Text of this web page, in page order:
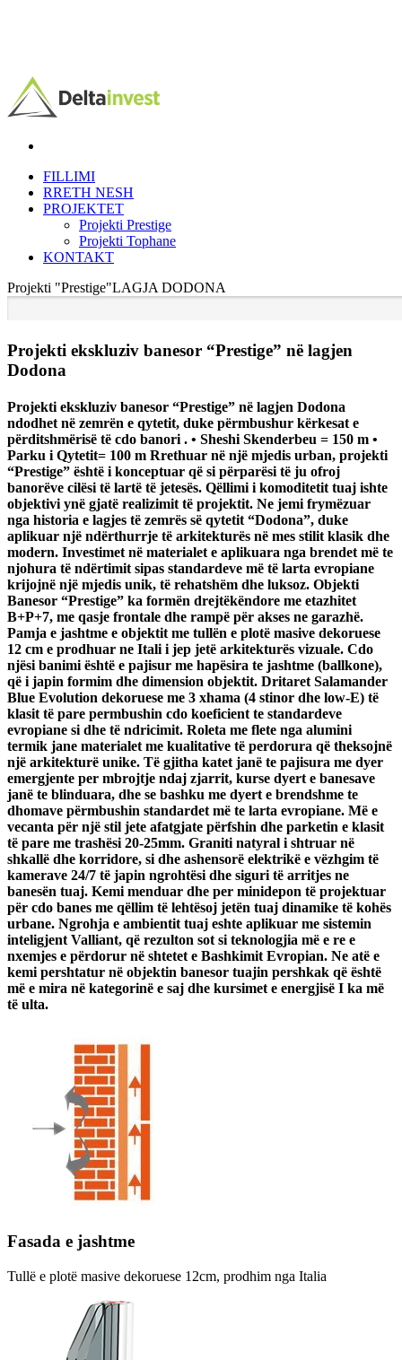
FILLIMI
RRETH NESH
PROJEKTET
Projekti Prestige
Projekti Tophane
KONTAKT
Projekti "Prestige"LAGJA DODONA
Projekti ekskluziv banesor “Prestige” në lagjen
Dodona
Projekti ekskluziv banesor “Prestige” në lagjen Dodona
ndodhet në zemrën e qytetit, duke përmbushur kërkesat e
përditshmërisë të cdo banori . • Sheshi Skenderbeu = 150 m •
Parku i Qytetit= 100 m Rrethuar në një mjedis urban, projekti
“Prestige” është i konceptuar që si përparësi të ju ofroj
banorëve cilësi të lartë të jetesës. Qëllimi i komoditetit tuaj ishte
objektivi ynë gjatë realizimit të projektit. Ne jemi frymëzuar
nga historia e lagjes të zemrës së qytetit “Dodona”, duke
aplikuar një ndërthurrje të arkitekturës në mes stilit klasik dhe
modern. Investimet në materialet e aplikuara nga brendet më te
njohura të ndërtimit sipas standardeve më të larta evropiane
krijojnë një mjedis unik, të rehatshëm dhe luksoz. Objekti
Banesor “Prestige” ka formën drejtëkëndore me etazhitet
B+P+7, me qasje frontale dhe rampë për akses ne garazhë.
Pamja e jashtme e objektit me tullën e plotë masive dekoruese
12 cm e prodhuar ne Itali i jep jetë arkitekturës vizuale. Cdo
njësi banimi është e pajisur me hapësira te jashtme (ballkone),
që i japin formim dhe dimension objektit. Dritaret Salamander
Blue Evolution dekoruese me 3 xhama (4 stinor dhe low-E) të
klasit të pare permbushin cdo koeficient te standardeve
evropiane si dhe të ndricimit. Roleta me flete nga alumini
termik jane materialet me kualitative të perdorura që theksojnë
një arkitekturë unike. Të gjitha katet janë te pajisura me dyer
emergjente per mbrojtje ndaj zjarrit, kurse dyert e banesave
janë te blinduara, dhe se bashku me dyert e brendshme te
dhomave përmbushin standardet më te larta evropiane. Më e
vecanta për një stil jete afatgjate përfshin dhe parketin e klasit
të pare me trashësi 20-25mm. Graniti natyral i shtruar në
shkallë dhe korridore, si dhe ashensorë elektrikë e vëzhgim të
kamerave 24/7 të japin ngrohtësi dhe siguri të arritjes ne
banesën tuaj. Kemi menduar dhe per minidepon të projektuar
për cdo banes me qëllim të lehtësoj jetën tuaj dinamike të kohës
urbane. Ngrohja e ambientit tuaj eshte aplikuar me sistemin
inteligjent Valliant, që rezulton sot si teknologjia më e re e
nxemjes e përdorur në shtetet e Bashkimit Evropian. Ne atë e
kemi pershtatur në objektin banesor tuajin pershkak që është
më e mira në kategorinë e saj dhe kursimet e energjisë I ka më
të ulta.
Fasada e jashtme
Tullë e plotë masive dekoruese 12cm, prodhim nga Italia